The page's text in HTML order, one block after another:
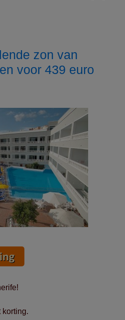
zon van
voor 439 euro
korting.